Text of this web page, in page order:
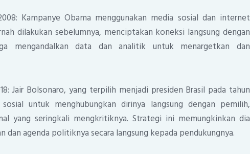
Kampanye Obama menggunakan media sosial dan internet
dilakukan sebelumnya, menciptakan koneksi langsung dengan
mengandalkan data dan analitik untuk menargetkan dan
Jair Bolsonaro, yang terpilih menjadi presiden Brasil pada tahun
untuk menghubungkan dirinya langsung dengan pemilih,
yang seringkali mengkritiknya. Strategi ini memungkinkan dia
dan agenda politiknya secara langsung kepada pendukungnya.